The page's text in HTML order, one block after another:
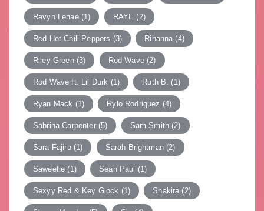
Ravyn Lenae(1) RAYE (2)
Red Hot Chili Peppers (3) Rihanna (4)
Riley Green(3) Rod Wave(2)
Rod Wave ft. Lil Durk (1) Ruth B. (1)
Ryan Mack (1) Rylo Rodriguez (4)
Sabrina Carpenter(5) Sam Smith (2)
Sara Fajira(1) Sarah Brightman(2)
Saweetie (1) Sean Paul (1)
Sexyy Red & Key Glock (1) Shakira (2)